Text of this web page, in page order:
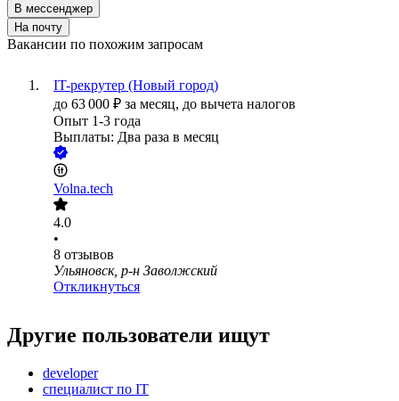
В мессенджер
На почту
Вакансии по похожим запросам
IT-рекрутер (Новый город)
до 63 000 ₽ за месяц, до вычета налогов
Опыт 1-3 года
Выплаты: Два раза в месяц
Volna.tech
4.0
•
8 отзывов
Ульяновск, р-н Заволжский
Откликнуться
Другие пользователи ищут
developer
специалист по IT